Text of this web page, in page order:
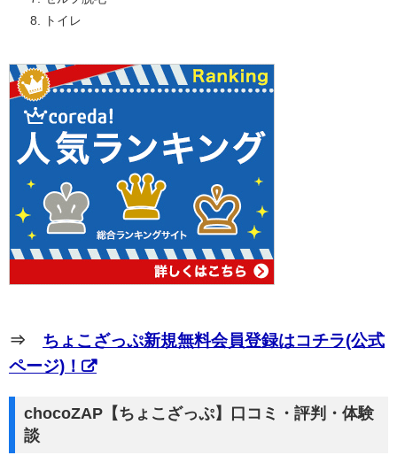
トイレ
⇒ ちょこざっぷ新規無料会員登録はコチラ(公式
ページ)！
chocoZAP【ちょこざっぷ】口コミ・評判・体験
談